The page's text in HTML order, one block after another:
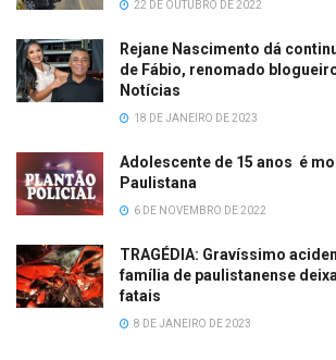
22 DE OUTUBRO DE 2022
Rejane Nascimento dá
de Fábio, renomado
Notícias
18 DE JANEIRO DE 2023
Adolescente de 15 anos é
Paulistana
6 DE NOVEMBRO DE 2022
TRAGÉDIA: Gravíssimo
família de paulistanense
fatais
8 DE JANEIRO DE 2023